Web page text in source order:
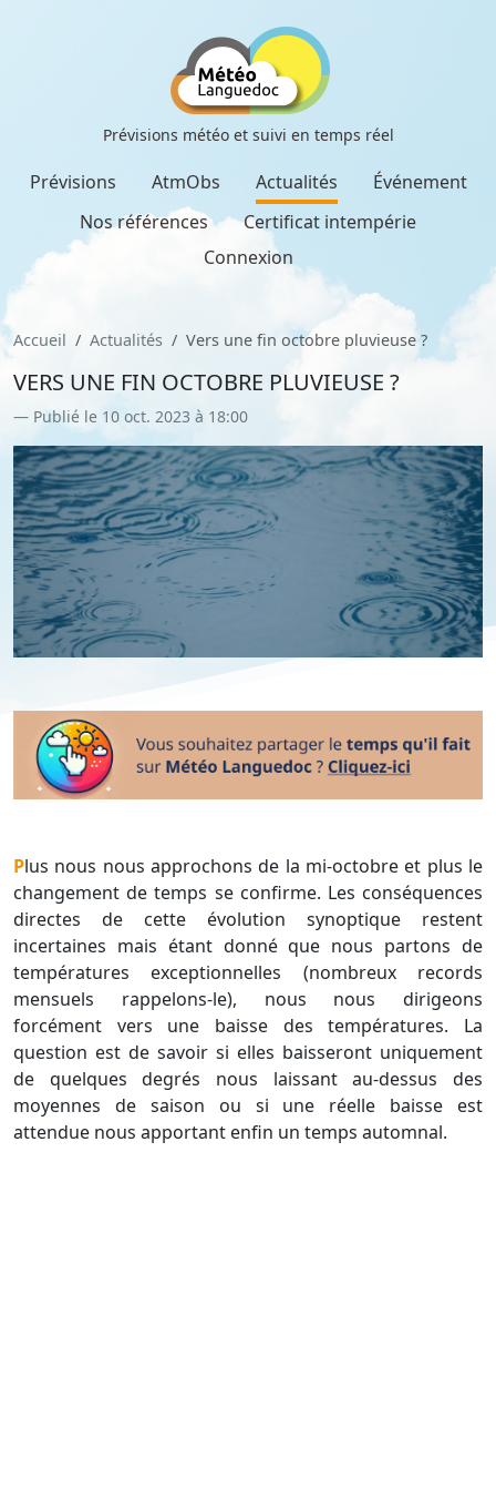
Prévisions météo et suivi en temps réel
Prévisions AtmObs Actualités
Événement
Nos références
Certificat intempérie
Connexion
Accueil Actualités Vers une fin octobre pluvieuse ?
VERS UNE FIN OCTOBRE PLUVIEUSE ?
Publié le 10 oct. 2023 à 18:00
Plus nous nous approchons de la mi-octobre et plus le
changement de temps se confirme. Les conséquences
directes de cette évolution synoptique restent
incertaines mais étant donné que nous partons de
températures exceptionnelles (nombreux records
mensuels rappelons-le), nous nous dirigeons
forcément vers une baisse des températures. La
question est de savoir si elles baisseront uniquement
de quelques degrés nous laissant au-dessus des
moyennes de saison ou si une réelle baisse est
attendue nous apportant enfin un temps automnal.